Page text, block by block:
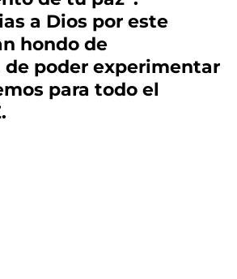
a Dios por este
hondo de
de poder experimentar
para todo el